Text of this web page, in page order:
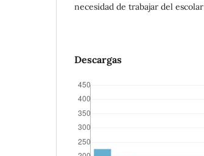
necesidad de trabajar del escolar
Descargas